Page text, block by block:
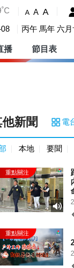
A A A
丙午 馬年 六月
播 節目表
新聞 電
本地 要聞